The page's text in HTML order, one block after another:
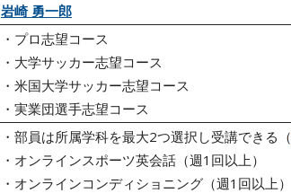
岩崎 勇一郎
・プロ志望コース
・大学サッカー志望コース
・米国大学サッカー志望コース
・実業団選手志望コース
・部員は所属学科を最大2つ選択し受講できる（
・オンラインスポーツ英会話（週1回以上）
・オンラインコンディショニング（週1回以上）